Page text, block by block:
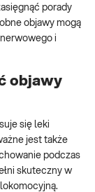
porady
objawy mogą
i
objawy
się leki
jest także
podczas
skuteczny w